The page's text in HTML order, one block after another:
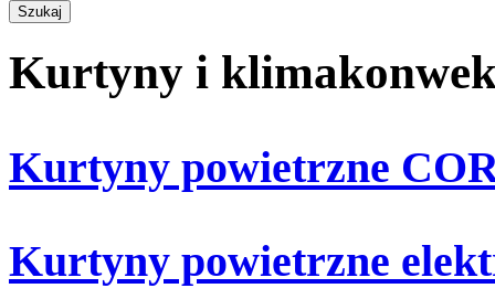
Kurtyny i
Kurtyny powietrzne
Kurtyny powietrzne